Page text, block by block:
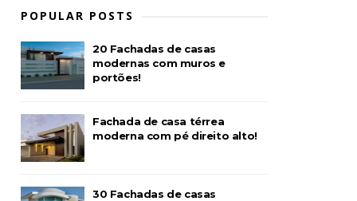
POPULAR POSTS
20 Fachadas de casas
modernas com muros e
portões!
Fachada de casa térrea
moderna com pé direito alto!
30 Fachadas de casas